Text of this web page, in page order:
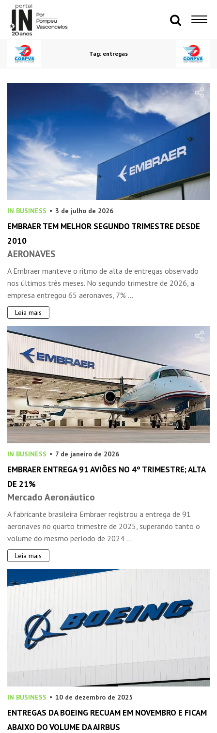
Tag: entregas
IN BUSINESS 3 de julho de 2026
EMBRAER TEM MELHOR SEGUNDO TRIMESTRE DESDE
2010
AERONAVES
A Embraer manteve o ritmo de alta de entregas observado
nos últimos três meses. No segundo trimestre de 2026, a
empresa entregou 65 aeronaves, 7% ...
Leia mais
IN BUSINESS 7 de janeiro de 2026
EMBRAER ENTREGA 91 AVIÕES NO 4º TRIMESTRE; ALTA
DE 21%
Mercado Aeronáutico
A fabricante brasileira Embraer registrou a entrega de 91
aeronaves no quarto trimestre de 2025, superando tanto o
volume do mesmo período de 2024 ...
Leia mais
IN BUSINESS 10 de dezembro de 2025
ENTREGAS DA BOEING RECUAM EM NOVEMBRO E FICAM
ABAIXO DO VOLUME DA AIRBUS